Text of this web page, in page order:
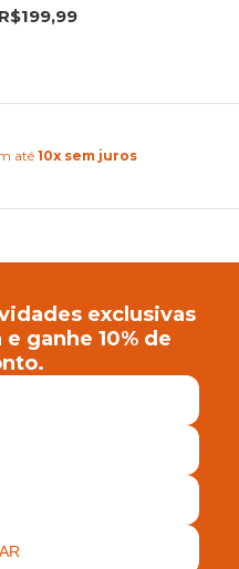
R$199,99
exclusivas
ganhe 10% de